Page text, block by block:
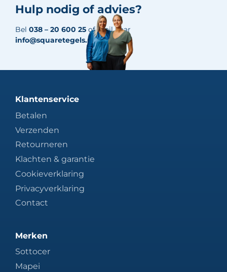
Hulp nodig of advies?
Bel 038 – 20 600 25 of mail naar
info@squaretegels.nl
Klantenservice
Betalen
Verzenden
Retourneren
Klachten & garantie
Cookieverklaring
Privacyverklaring
Contact
Merken
Sottocer
Mapei